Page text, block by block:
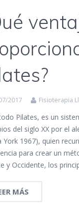
2017 Fisioterapia
Pilates, es un
del siglo XX por el
York 1967), quien
para crear un
y Occidente, los
MÁS